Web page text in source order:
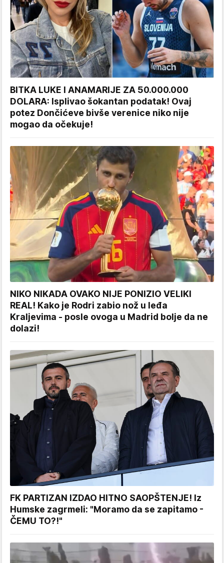
BITKA LUKE I ANAMARIJE ZA 50.000.000
DOLARA: Isplivao šokantan podatak! Ovaj
potez Dončićeve bivše verenice niko nije
mogao da očekuje!
NIKO NIKADA OVAKO NIJE PONIZIO VELIKI
REAL! Kako je Rodri zabio nož u leđa
Kraljevima - posle ovoga u Madrid bolje da ne
dolazi!
FK PARTIZAN IZDAO HITNO SAOPŠTENJE! Iz
Humske zagrmeli: "Moramo da se zapitamo -
ČEMU TO?!"